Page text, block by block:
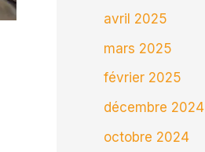
avril 2025
mars 2025
février 2025
décembre 2024
octobre 2024